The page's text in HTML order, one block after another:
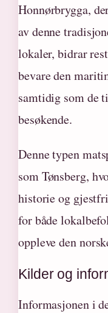
Honnørbrygga,
av denne
lokaler, bidrar
bevare den
samtidig som de
besøkende.
Denne typen
som Tønsberg,
historie og
for både
oppleve den
Kilder og
Informasjonen i